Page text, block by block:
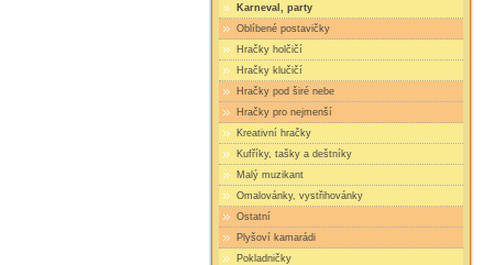
Karneval, party
Oblíbené postavičky
Hračky holčičí
Hračky klučičí
Hračky pod širé nebe
Hračky pro nejmenší
Kreativní hračky
Kufříky, tašky a deštníky
Malý muzikant
Omalovánky, vystřihovánky
Ostatní
Plyšoví kamarádi
Pokladničky